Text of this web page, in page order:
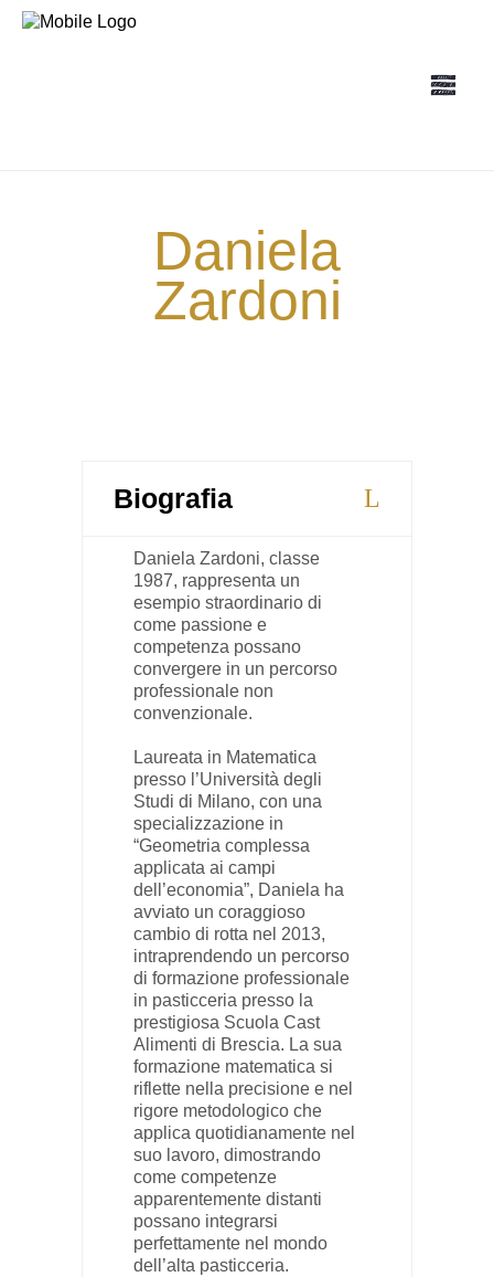
Daniela
Zardoni
Biografia
Daniela Zardoni, classe
1987, rappresenta un
esempio straordinario di
come passione e
competenza possano
convergere in un percorso
professionale non
convenzionale.
Laureata in Matematica
presso l’Università degli
Studi di Milano, con una
specializzazione in
“Geometria complessa
applicata ai campi
dell’economia”, Daniela ha
avviato un coraggioso
cambio di rotta nel 2013,
intraprendendo un percorso
di formazione professionale
in pasticceria presso la
prestigiosa Scuola Cast
Alimenti di Brescia. La sua
formazione matematica si
riflette nella precisione e nel
rigore metodologico che
applica quotidianamente nel
suo lavoro, dimostrando
come competenze
apparentemente distanti
possano integrarsi
perfettamente nel mondo
dell’alta pasticceria.